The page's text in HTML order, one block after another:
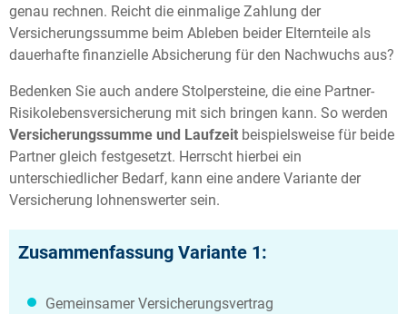
genau rechnen. Reicht die einmalige Zahlung der
Versicherungssumme beim Ableben beider Elternteile als
dauerhafte finanzielle Absicherung für den Nachwuchs aus?
Bedenken Sie auch andere Stolpersteine, die eine Partner-
Risikolebensversicherung mit sich bringen kann. So werden
Versicherungssumme und Laufzeit beispielsweise für beide
Partner gleich festgesetzt. Herrscht hierbei ein
unterschiedlicher Bedarf, kann eine andere Variante der
Versicherung lohnenswerter sein.
Zusammenfassung Variante 1:
Gemeinsamer Versicherungsvertrag